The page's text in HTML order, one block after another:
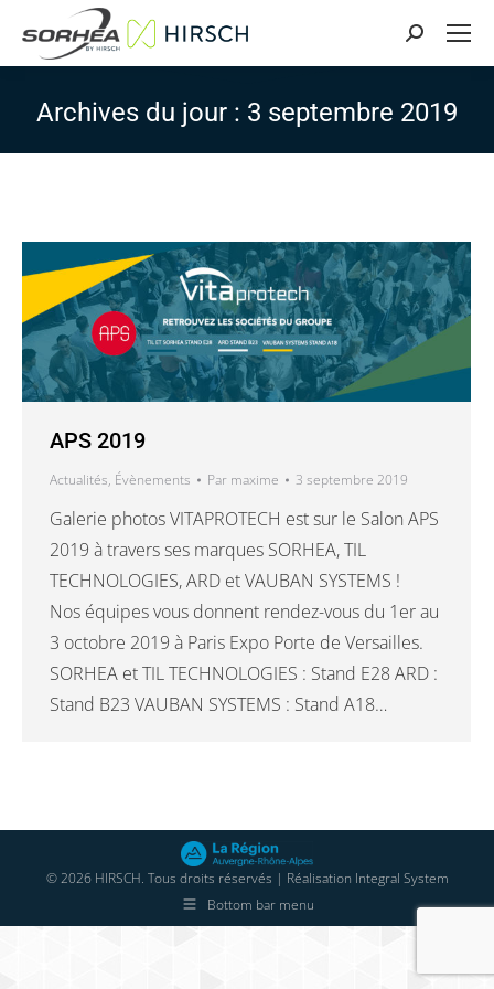
Search:
Archives du jour : 3 septembre 2019
APS 2019
Actualités, Évènements Par maxime 3 septembre 2019
Galerie photos VITAPROTECH est sur le Salon APS
2019 à travers ses marques SORHEA, TIL
TECHNOLOGIES, ARD et VAUBAN SYSTEMS !
Nos équipes vous donnent rendez-vous du 1er au
3 octobre 2019 à Paris Expo Porte de Versailles.
SORHEA et TIL TECHNOLOGIES : Stand E28 ARD :
Stand B23 VAUBAN SYSTEMS : Stand A18…
© 2026 HIRSCH. Tous droits réservés | Réalisation Integral System
Bottom bar menu